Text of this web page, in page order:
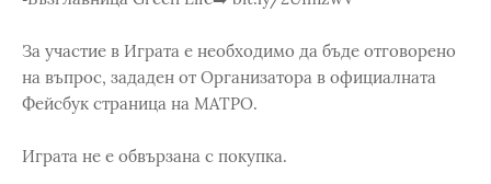
За участие в Играта е необходимо да бъде отговорено
на въпрос, зададен от Организатора в официалната
Фейсбук страница на МАТРО.
Играта не е обвързана с покупка.